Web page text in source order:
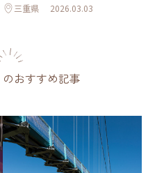
三重県 2026.03.03
のおすすめ記事